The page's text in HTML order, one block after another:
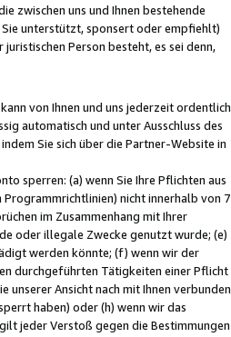
zwischen uns und Ihnen bestehende
unterstützt, sponsert oder empfiehlt)
Person besteht, es sei denn,
von Ihnen und uns jederzeit ordentlich
automatisch und unter Ausschluss des
Sie sich über die Partner-Website in
sperren: (a) wenn Sie Ihre Pflichten aus
nicht innerhalb von 7
im Zusammenhang mit Ihrer
oder illegale Zwecke genutzt wurde; (e)
werden könnte; (f) wenn wir der
durchgeführten Tätigkeiten einer Pflicht
Ansicht nach mit Ihnen verbunden
haben) oder (h) wenn wir das
jeder Verstoß gegen die Bestimmungen